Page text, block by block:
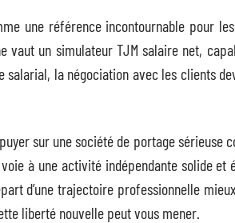
une référence incontournable pour
vaut un simulateur TJM salaire net,
salarial, la négociation avec les clients
sur une société de portage
à une activité indépendante solide et
d’une trajectoire professionnelle
liberté nouvelle peut vous mener.